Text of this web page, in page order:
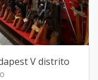
V distrito